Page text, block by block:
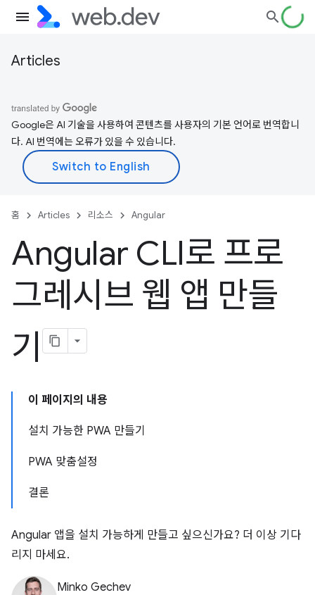
Articles
Google은 AI 기술을 사용하여 콘텐츠를 사용자의 기본 언어로 번역합니
다. AI 번역에는 오류가 있을 수 있습니다.
홈 Articles 리소스 Angular
Angular CLI로 프로
그레시브 웹 앱 만들
기
이 페이지의 내용
설치 가능한 PWA 만들기
PWA 맞춤설정
결론
Angular 앱을 설치 가능하게 만들고 싶으신가요? 더 이상 기다
리지 마세요.
Minko Gechev